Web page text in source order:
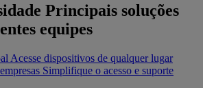
Principais soluções
equipes
Acesse dispositivos de qualquer lugar
Simplifique o acesso e suporte